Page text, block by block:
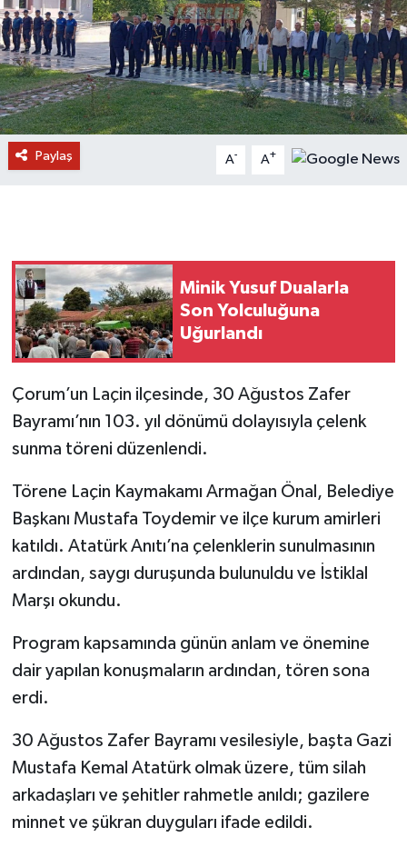
Paylaş A- A+
Minik Yusuf Dualarla
Son Yolculuğuna
Uğurlandı
Çorum’un Laçin ilçesinde, 30 Ağustos Zafer
Bayramı’nın 103. yıl dönümü dolayısıyla çelenk
sunma töreni düzenlendi.
Törene Laçin Kaymakamı Armağan Önal, Belediye
Başkanı Mustafa Toydemir ve ilçe kurum amirleri
katıldı. Atatürk Anıtı’na çelenklerin sunulmasının
ardından, saygı duruşunda bulunuldu ve İstiklal
Marşı okundu.
Program kapsamında günün anlam ve önemine
dair yapılan konuşmaların ardından, tören sona
erdi.
30 Ağustos Zafer Bayramı vesilesiyle, başta Gazi
Mustafa Kemal Atatürk olmak üzere, tüm silah
arkadaşları ve şehitler rahmetle anıldı; gazilere
minnet ve şükran duyguları ifade edildi.